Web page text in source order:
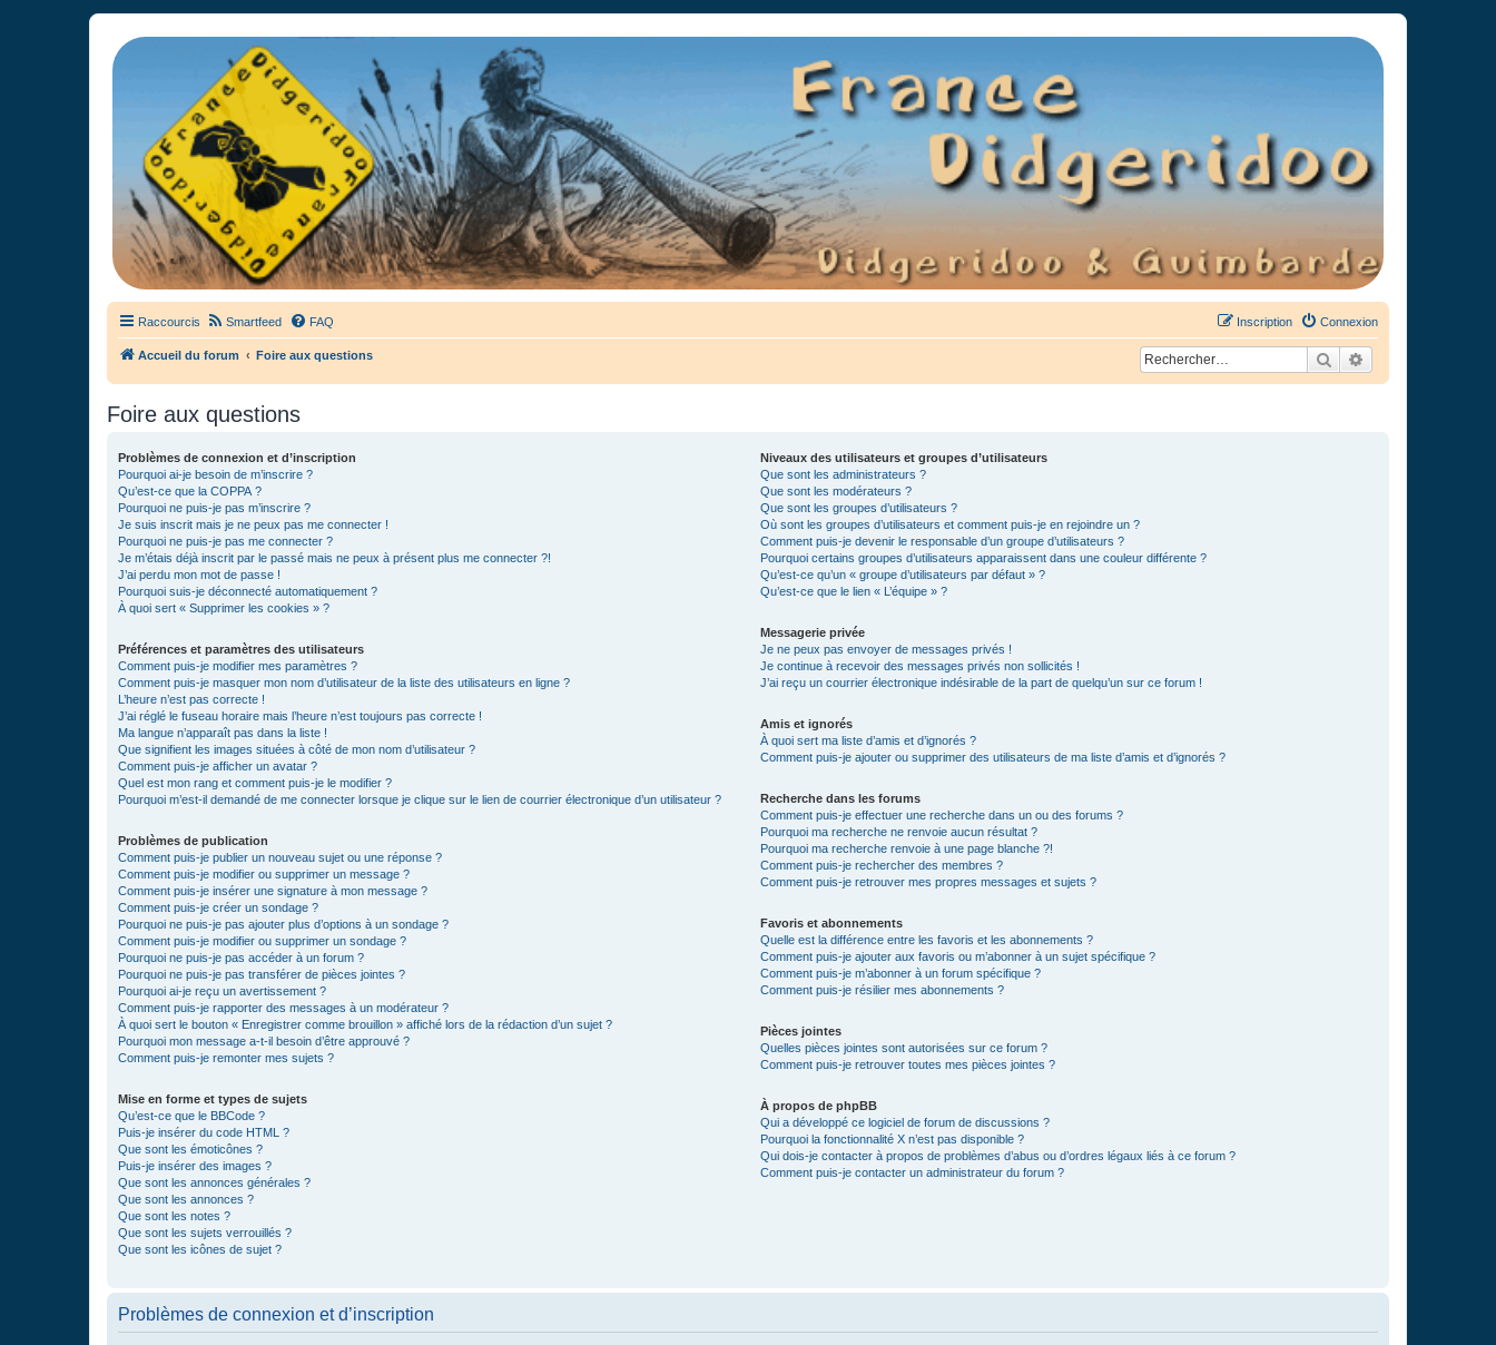
France Didgeridoo
Didgeridoo et Guimbarde sur France Didgeridoo - retrouvez la communauté.
Raccourcis Smartfeed FAQ Connexion
Inscription
Accueil du forum Foire aux questions Rechercher
Foire aux questions
Problèmes de connexion et d’inscription
Pourquoi ai-je besoin de m’inscrire ?
Qu’est-ce que la COPPA ?
Pourquoi ne puis-je pas m’inscrire ?
Je suis inscrit mais je ne peux pas me connecter !
Pourquoi ne puis-je pas me connecter ?
Je m’étais déjà inscrit par le passé mais ne peux à présent plus me connecter ?!
J’ai perdu mon mot de passe !
Pourquoi suis-je déconnecté automatiquement ?
À quoi sert « Supprimer les cookies » ?
Préférences et paramètres des utilisateurs
Comment puis-je modifier mes paramètres ?
Comment puis-je masquer mon nom d’utilisateur de la liste des utilisateurs en ligne ?
L’heure n’est pas correcte !
J’ai réglé le fuseau horaire mais l’heure n’est toujours pas correcte !
Ma langue n’apparaît pas dans la liste !
Que signifient les images situées à côté de mon nom d’utilisateur ?
Comment puis-je afficher un avatar ?
Quel est mon rang et comment puis-je le modifier ?
Pourquoi m’est-il demandé de me connecter lorsque je clique sur le lien de courrier électronique d’un utilisateur ?
Problèmes de publication
Comment puis-je publier un nouveau sujet ou une réponse ?
Comment puis-je modifier ou supprimer un message ?
Comment puis-je insérer une signature à mon message ?
Comment puis-je créer un sondage ?
Pourquoi ne puis-je pas ajouter plus d’options à un sondage ?
Comment puis-je modifier ou supprimer un sondage ?
Pourquoi ne puis-je pas accéder à un forum ?
Pourquoi ne puis-je pas transférer de pièces jointes ?
Pourquoi ai-je reçu un avertissement ?
Comment puis-je rapporter des messages à un modérateur ?
À quoi sert le bouton « Enregistrer comme brouillon » affiché lors de la rédaction d’un sujet ?
Pourquoi mon message a-t-il besoin d’être approuvé ?
Comment puis-je remonter mes sujets ?
Mise en forme et types de sujets
Qu’est-ce que le BBCode ?
Puis-je insérer du code HTML ?
Que sont les émoticônes ?
Puis-je insérer des images ?
Que sont les annonces générales ?
Que sont les annonces ?
Que sont les notes ?
Que sont les sujets verrouillés ?
Que sont les icônes de sujet ?
Niveaux des utilisateurs et groupes d’utilisateurs
Que sont les administrateurs ?
Que sont les modérateurs ?
Que sont les groupes d’utilisateurs ?
Où sont les groupes d’utilisateurs et comment puis-je en rejoindre un ?
Comment puis-je devenir le responsable d’un groupe d’utilisateurs ?
Pourquoi certains groupes d’utilisateurs apparaissent dans une couleur différente ?
Qu’est-ce qu’un « groupe d’utilisateurs par défaut » ?
Qu’est-ce que le lien « L’équipe » ?
Messagerie privée
Je ne peux pas envoyer de messages privés !
Je continue à recevoir des messages privés non sollicités !
J’ai reçu un courrier électronique indésirable de la part de quelqu’un sur ce forum !
Amis et ignorés
À quoi sert ma liste d’amis et d’ignorés ?
Comment puis-je ajouter ou supprimer des utilisateurs de ma liste d’amis et d’ignorés ?
Recherche dans les forums
Comment puis-je effectuer une recherche dans un ou des forums ?
Pourquoi ma recherche ne renvoie aucun résultat ?
Pourquoi ma recherche renvoie à une page blanche ?!
Comment puis-je rechercher des membres ?
Comment puis-je retrouver mes propres messages et sujets ?
Favoris et abonnements
Quelle est la différence entre les favoris et les abonnements ?
Comment puis-je ajouter aux favoris ou m’abonner à un sujet spécifique ?
Comment puis-je m’abonner à un forum spécifique ?
Comment puis-je résilier mes abonnements ?
Pièces jointes
Quelles pièces jointes sont autorisées sur ce forum ?
Comment puis-je retrouver toutes mes pièces jointes ?
À propos de phpBB
Qui a développé ce logiciel de forum de discussions ?
Pourquoi la fonctionnalité X n’est pas disponible ?
Qui dois-je contacter à propos de problèmes d’abus ou d’ordres légaux liés à ce forum ?
Comment puis-je contacter un administrateur du forum ?
Problèmes de connexion et d’inscription